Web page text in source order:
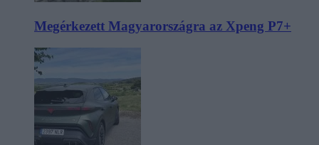
Megérkezett Magyarországra az Xpeng P7+